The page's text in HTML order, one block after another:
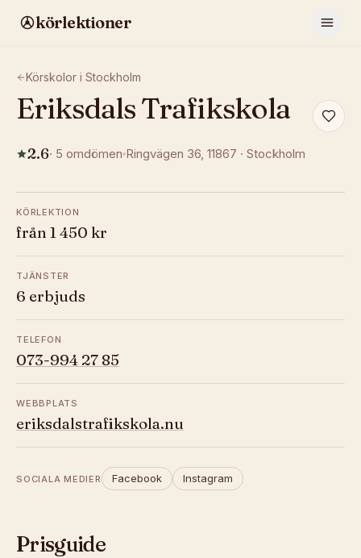
körlektioner
Körskolor i Stockholm
Eriksdals Trafikskola
2.6· 5 omdömen Ringvägen 36, 11867 · Stockholm
KÖRLEKTION
från 1 450 kr
TJÄNSTER
6 erbjuds
TELEFON
073-994 27 85
WEBBPLATS
eriksdalstrafikskola.nu
SOCIALA MEDIER Facebook Instagram
Prisguide